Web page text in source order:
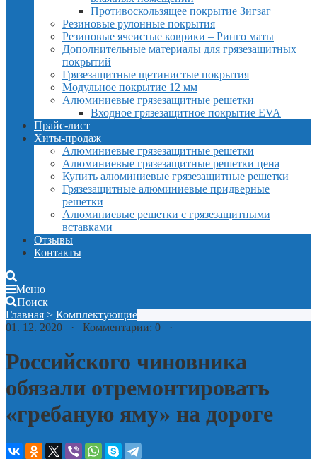
Противоскользящее покрытие Зигзаг
Резиновые рулонные покрытия
Резиновые ячеистые коврики – Ринго маты
Дополнительные материалы для грязезащитных
покрытий
Грязезащитные щетинистые покрытия
Модульное покрытие 12 мм
Алюминиевые грязезащитные решетки
Входное грязезащитное покрытие EVA
Прайс-лист
Хиты-продаж
Алюминиевые грязезащитные решетки
Алюминиевые грязезащитные решетки цена
Купить алюминиевые грязезащитные решетки
Грязезащитные алюминиевые придверные
решетки
Алюминиевые решетки с грязезащитными
вставками
Отзывы
Контакты
Меню
Поиск
Главная > Комплектующие
01. 12. 2020 · Комментарии: 0 ·
Российского чиновника
обязали отремонтировать
«гребаную яму» на дороге